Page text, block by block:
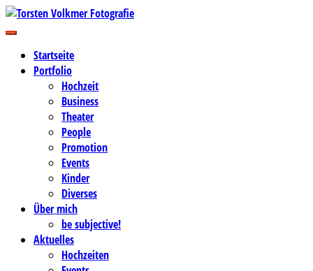
Zum
Inhalt
Torsten Volkmer Fotografie
Business-, Portrait- und Hochzeitsfotografie
Startseite
Portfolio
Hochzeit
Business
Theater
People
Promotion
Events
Kinder
Diverses
Über mich
be subjective!
Aktuelles
Hochzeiten